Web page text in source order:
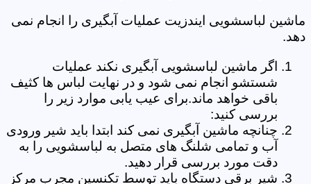
ماشین لباسشویی ایندزیت عملیات آبگیری را انجام نمی
دهد.
اگر ماشین لباسشویی آبگیری نکند عملیات
شستشو انجام نمی شود و در نهایت لباس ها کثیف
باقی خواهد ماند.برای عیب یابی موارد زیر را
بررسی کنید:
چنانچه ماشین آبگیری نمی کند ابتدا باید شیر ورودی
آب و تمامی شلنگ های متصل به لباسشویی را به
دقت مورد بررسی قرار دهید.
شیر برقی دستگاه باید توسط تکنسین مجرب مرکز